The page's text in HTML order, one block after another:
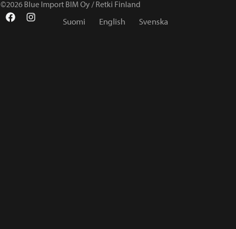
©2026 Blue Import BIM Oy / Retki Finland
Suomi English Svenska